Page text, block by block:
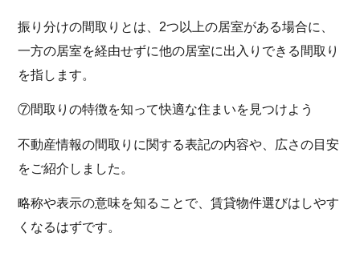
振り分けの間取りとは、2つ以上の居室がある場合に、
一方の居室を経由せずに他の居室に出入りできる間取り
を指します。
⑦間取りの特徴を知って快適な住まいを見つけよう
不動産情報の間取りに関する表記の内容や、広さの目安
をご紹介しました。
略称や表示の意味を知ることで、賃貸物件選びはしやす
くなるはずです。